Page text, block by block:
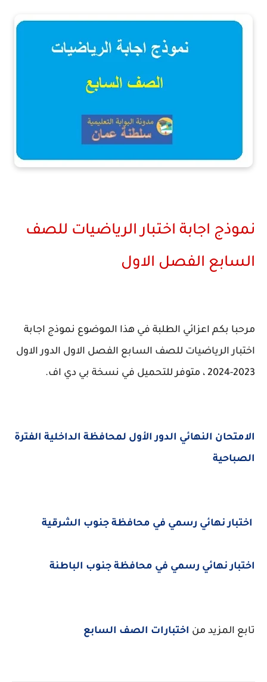
نموذج اجابة اختبار الرياضيات للصف
السابع الفصل الاول
مرحبا بكم اعزائي الطلبة في هذا الموضوع نموذج اجابة
اختبار الرياضيات للصف السابع الفصل الاول الدور الاول
2023-2024 ، متوفر للتحميل في نسخة بي دي اف.
الامتحان النهائي الدور الأول لمحافظة الداخلية الفترة
الصباحية
اختبار نهائي رسمي في محافظة جنوب الشرقية
اختبار نهائي رسمي في محافظة جنوب الباطنة
تابع المزيد من اختبارات الصف السابع